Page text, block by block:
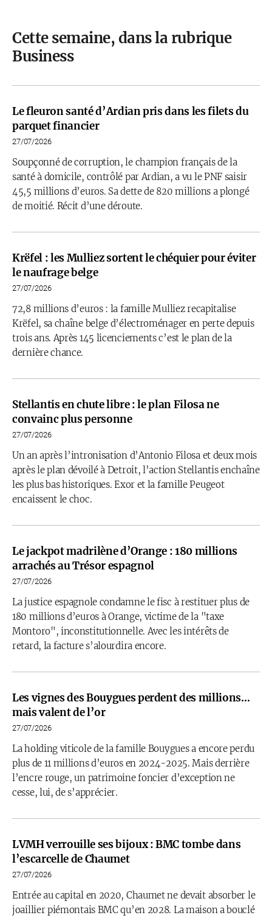
Cette semaine, dans la rubrique
Business
Le fleuron santé d’Ardian pris dans les filets du
parquet financier
27/07/2026
Soupçonné de corruption, le champion français de la
santé à domicile, contrôlé par Ardian, a vu le PNF saisir
45,5 millions d’euros. Sa dette de 820 millions a plongé
de moitié. Récit d’une déroute.
Krëfel : les Mulliez sortent le chéquier pour éviter
le naufrage belge
27/07/2026
72,8 millions d’euros : la famille Mulliez recapitalise
Krëfel, sa chaîne belge d’électroménager en perte depuis
trois ans. Après 145 licenciements c’est le plan de la
dernière chance.
Stellantis en chute libre : le plan Filosa ne
convainc plus personne
27/07/2026
Un an après l’intronisation d’Antonio Filosa et deux mois
après le plan dévoilé à Detroit, l’action Stellantis enchaîne
les plus bas historiques. Exor et la famille Peugeot
encaissent le choc.
Le jackpot madrilène d’Orange : 180 millions
arrachés au Trésor espagnol
27/07/2026
La justice espagnole condamne le fisc à restituer plus de
180 millions d’euros à Orange, victime de la "taxe
Montoro", inconstitutionnelle. Avec les intérêts de
retard, la facture s’alourdira encore.
Les vignes des Bouygues perdent des millions…
mais valent de l’or
27/07/2026
La holding viticole de la famille Bouygues a encore perdu
plus de 11 millions d’euros en 2024-2025. Mais derrière
l’encre rouge, un patrimoine foncier d’exception ne
cesse, lui, de s’apprécier.
LVMH verrouille ses bijoux : BMC tombe dans
l’escarcelle de Chaumet
27/07/2026
Entrée au capital en 2020, Chaumet ne devait absorber le
joaillier piémontais BMC qu’en 2028. La maison a bouclé